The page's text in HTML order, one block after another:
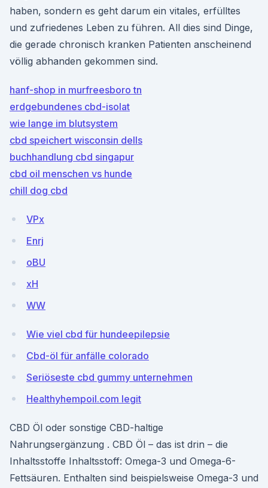
haben, sondern es geht darum ein vitales, erfülltes
und zufriedenes Leben zu führen. All dies sind Dinge,
die gerade chronisch kranken Patienten anscheinend
völlig abhanden gekommen sind.
hanf-shop in murfreesboro tn
erdgebundenes cbd-isolat
wie lange im blutsystem
cbd speichert wisconsin dells
buchhandlung cbd singapur
cbd oil menschen vs hunde
chill dog cbd
VPx
Enrj
oBU
xH
WW
Wie viel cbd für hundeepilepsie
Cbd-öl für anfälle colorado
Seriöseste cbd gummy unternehmen
Healthyhempoil.com legit
CBD Öl oder sonstige CBD-haltige
Nahrungsergänzung . CBD Öl – das ist drin – die
Inhaltsstoffe Inhaltsstoff: Omega-3 und Omega-6-
Fettsäuren. Enthalten sind beispielsweise Omega-3 und